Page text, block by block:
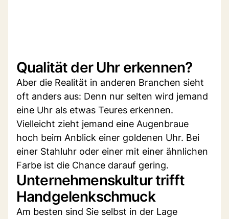
Qualität der Uhr erkennen?
Aber die Realität in anderen Branchen sieht
oft anders aus: Denn nur selten wird jemand
eine Uhr als etwas Teures erkennen.
Vielleicht zieht jemand eine Augenbraue
hoch beim Anblick einer goldenen Uhr. Bei
einer Stahluhr oder einer mit einer ähnlichen
Farbe ist die Chance darauf gering.
Unternehmenskultur trifft
Handgelenkschmuck
Am besten sind Sie selbst in der Lage